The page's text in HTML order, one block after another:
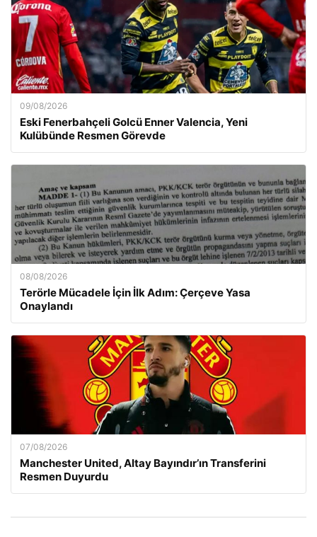
09/08/2026
Eski Fenerbahçeli Golcü Enner Valencia, Yeni
Kulübünde Resmen Görevde
08/08/2026
Terörle Mücadele İçin İlk Adım: Çerçeve Yasa
Onaylandı
07/08/2026
Manchester United, Altay Bayındır’ın Transferini
Resmen Duyurdu